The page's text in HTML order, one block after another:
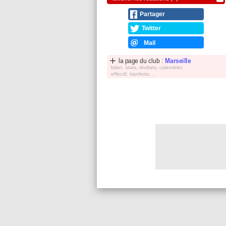
Partager
Twitter
Mail
la page du club : Marseille
bilan, stats, réultats, calendrier,
effectif, tranferts, ...